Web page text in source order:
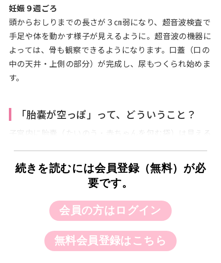
妊娠９週ごろ
頭からおしりまでの長さが３㎝弱になり、超音波検査で
手足や体を動かす様子が見えるように。超音波の機器に
よっては、骨も観察できるようになります。口蓋（口の
中の天井・上側の部分）が完成し、尿もつくられ始めま
す。
「胎嚢が空っぽ」って、どういうこと？
子宮内に胎嚢（たいのう・赤ちゃんを包む袋）は見える
がない状態を、SNSなどで「胎嚢が空っぽ」と表現して
いるのでしょう。胎嚢は妊娠４週後半～５週で確認でき
ますが、確認できた次の検査で、胎嚢はあっても心拍や
赤ちゃん（胎芽）が確認できないということです。
これは、受精卵が着床して妊娠が成立し、胎嚢もできた
けれども、赤ちゃんが育ってこない状態です。自覚症状
続きを読むには会員登録（無料）が必
要です。
会員の方はログイン
無料会員登録はこちら